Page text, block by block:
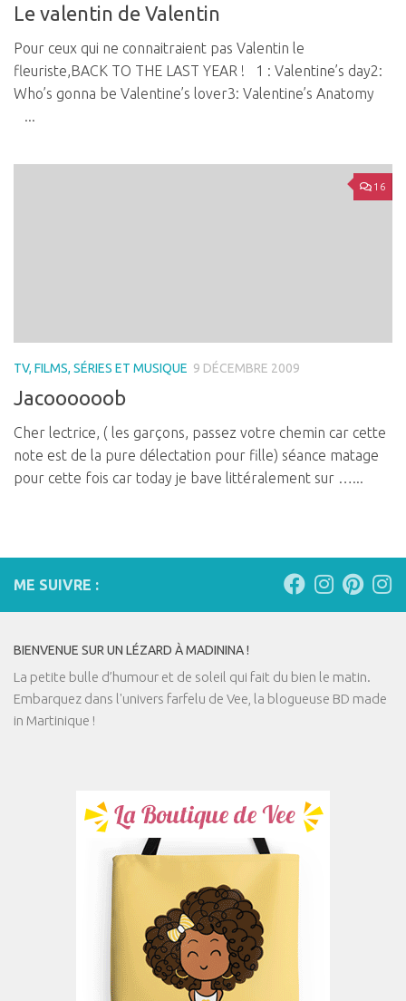
Le valentin de Valentin
Pour ceux qui ne connaitraient pas Valentin le
fleuriste,BACK TO THE LAST YEAR ! 1 : Valentine’s day2:
Who’s gonna be Valentine’s lover3: Valentine’s Anatomy
...
16
TV, FILMS, SÉRIES ET MUSIQUE 9 DÉCEMBRE 2009
Jacoooooob
Cher lectrice, ( les garçons, passez votre chemin car cette
note est de la pure délectation pour fille) séance matage
pour cette fois car today je bave littéralement sur …...
ME SUIVRE :
BIENVENUE SUR UN LÉZARD À MADININA !
La petite bulle d’humour et de soleil qui fait du bien le matin.
Embarquez dans l'univers farfelu de Vee, la blogueuse BD made
in Martinique !